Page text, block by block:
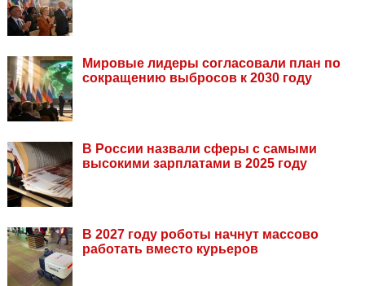
Мировые лидеры согласовали план по
сокращению выбросов к 2030 году
В России назвали сферы с самыми
высокими зарплатами в 2025 году
В 2027 году роботы начнут массово
работать вместо курьеров